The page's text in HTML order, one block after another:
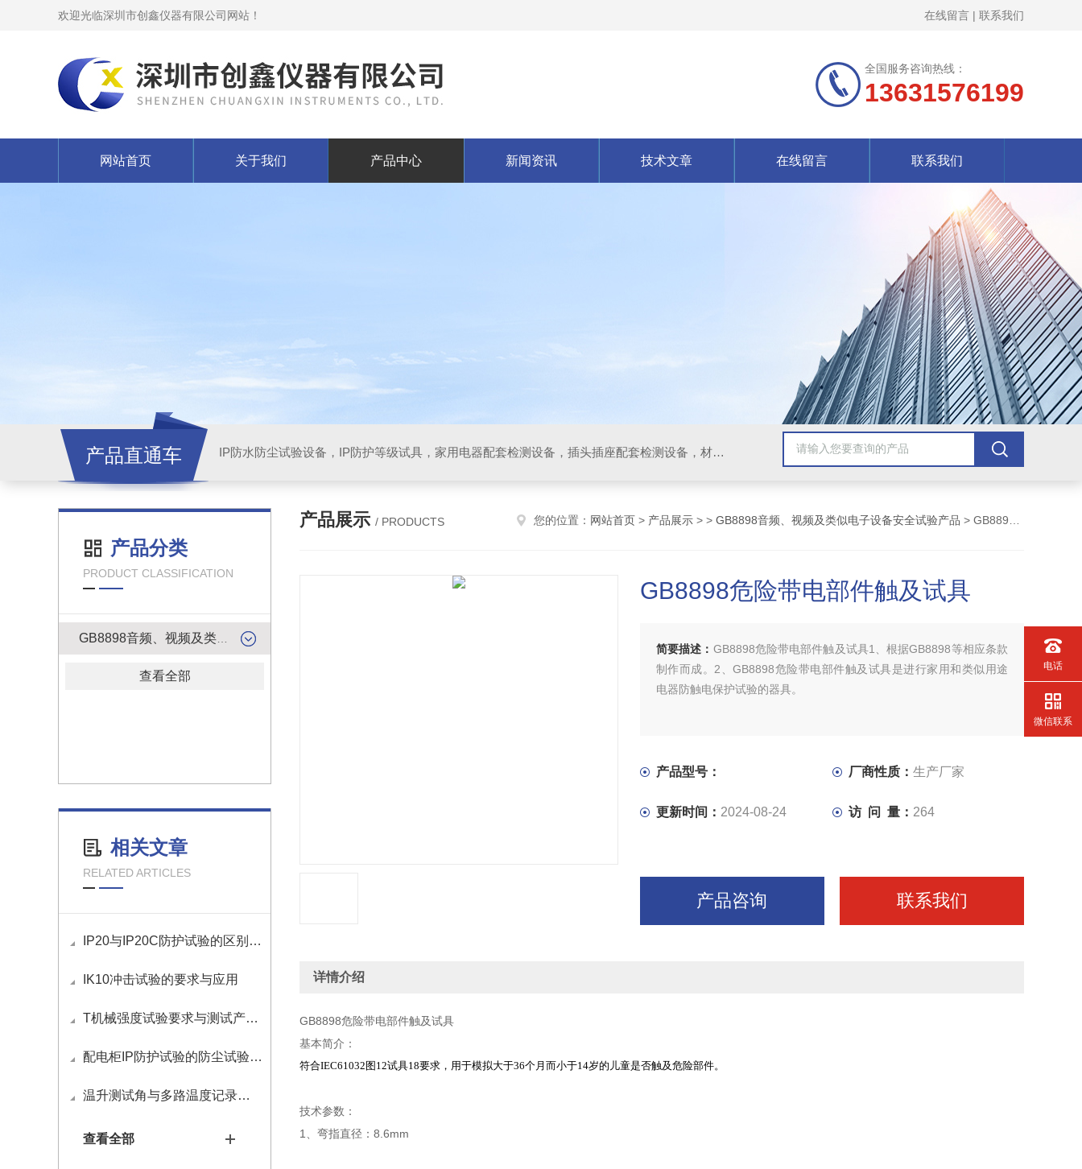
欢迎光临深圳市创鑫仪器有限公司网站！ 在线留言 | 联系我们
全国服务咨询热线：
13631576199
网站首页 关于我们 产品中心 新闻资讯 技术文章 在线留言 联系我们
产品直通车 IP防水防尘试验设备，IP防护等级试具，家用电器配套检测设备，插头插座配套检测设备，材料阻燃试验设备，碰撞试验装置，GB4943.1配套检测产品，GB9706.1医用电气配套试验设备
产品分类
PRODUCT CLASSIFICATION
查看全部
相关文章
RELATED ARTICLES
IP20与IP20C防护试验的区别与应用
IK10冲击试验的要求与应用
T机械强度试验要求与测试产品介绍
配电柜IP防护试验的防尘试验要求是什么？
温升测试角与多路温度记录仪如何接线
查看全部
产品展示 / PRODUCTS 您的位置： 网站首页 > 产品展示 > > GB8898音频、视频及类似电子设备安全试验产品 > GB8898危险带电部件触及试具
GB8898危险带电部件触及试具
简要描述： GB8898危险带电部件触及试具1、根据GB8898等相应条款
制作而成。2、GB8898危险带电部件触及试具是进行家用和类似用途
电器防触电保护试验的器具。
产品型号： 厂商性质： 生产厂家
更新时间： 2024-08-24 访 问 量： 264
产品咨询 联系我们
详情介绍
GB8898危险带电部件触及试具
基本简介：
符合IEC61032 图 12试具18要求，用于模拟大于36个月而小于14岁的儿童是否触及危险部件。
技术参数：
1、弯指直径：8.6mm
电话
微信联系